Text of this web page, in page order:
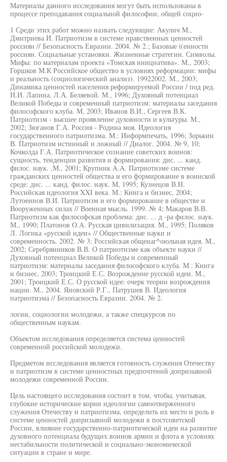
Материалы данного исследования могут быть использованы в
процессе преподавания социальной философии, общей социо-
1 Среди этих работ можно назвать следующие: Акулич М.,
Дмитриева И. Патриотизм в системе нравственных ценностей
россиян // Безопасность Евразии. 2004. № 2.; Базовые i(енности
россиян. Социальные установки. Жизненные стратегии. Символы.
Мифы: по материалам проекта «Томская инициатива». М., 2003;
Горшков М.К Российское общество в условиях реформации: мифы
и реальность (социологический анализ). 19922002. М., 2003;
Динамика ценностей населения реформируемой России / под ред.
Н.И. Лапина, Л.А. Беляевой. М., 1996; Духовный потенциал
Великой Победы и современный патриотизм: материалы заседания
философского клуба. М, 2003; Иванов В.И., Сергеев В.К.
Патриотизм - высшее проявление духовности и культуры. М.,
2002; Зюганов Г.А. Россия - Родина моя. Идеология
государственного патриотизма. М.: Информпечать, 1996; Зорькин
В. Патриотизм истинный и ложный // Диалог. 2004. № 9, 10;
Кочколда Г.А. Патриотическое сознание советских воинов:
сущность, тенденции развития и формирования: дис. ... канд.
филос. наук. ,М., 2001; Крупник A.A. Патриотизме системе
гражданских ценностей общества и его формирование в воинской
среде: дис. ... канд. филос. наук. М, 1995; Кузнецов В.Н.
Российская идеология XXI века. М.: Книга и бизнес, 2004;
Лутоеинов В.И. Патриотизм и его формирование в обществе и
Вооруженных силах // Военная мысль. 1999. № 4; Макаров В.В.
Патриотизм как философская проблема: дис. ... д -ра филос. наук.
М., 1990; Платонов O.A. Русская цивилизация. М., 1995; Поляков
Л. Логика «русской идеи» // Общественные науки и
современность. 2002. № 3; Российская общенаг^оюльная идея. М.,
2002; Серебрянников В.В. О патриотизме как объекте науки //
Духовный потенциал Великой Победы и современный
патриотизм: материалы заседания философского клуба. М.: Книга
и бизнес, 2003; Троицкий Е.С. Возрождение русской идеи. М.,
2001; Троицкий Е.С. О русской идее: очерк теории возрождения
нации. М., 2004. Яновский Р.Г., Патрушев В. Идеология
патриотизма // Безопасность Евразии. 2004. № 2.
логии, социологии молодежи, а также спецкурсов по
общественным наукам.
Объектом исследования определяется система ценностей
современной российской молодежи.
Предметом исследования является готовность служения Отечеству
и патриотизм в системе ценностных предпочтений допризывной
молодежи современной России.
Цель настоящего исследования состоит в том, чтобы, учитывая,
глубокие исторические корни идеологии самоотверженного
служения Отечеству и патриотизма, определить их место и роль в
системе ценностей допризывной молодежи в постсоветской
России, влияние государственно-патриотической идеи на развитие
духовного потенциала будущих воинов армии и флота в условиях
нестабильности политической и социально-экономической
ситуации в стране и мире.